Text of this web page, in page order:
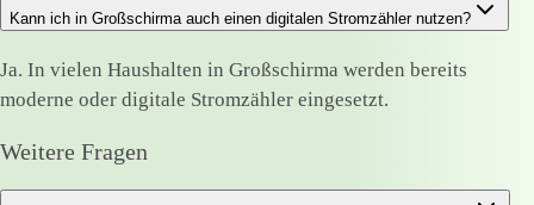
Kann ich in Großschirma auch einen digitalen Stromzähler nutzen?
Ja. In vielen Haushalten in Großschirma werden bereits
moderne oder digitale Stromzähler eingesetzt.
Weitere Fragen